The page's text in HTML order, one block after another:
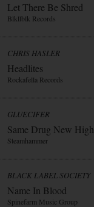
Let There Be Shred
Blkllblk Records
CHRIS HASLER
Headlites
Rockafella Records
GLUECIFER
Same Drug New High
Steamhammer
BLACK LABEL SOCIETY
Name In Blood
Spinefarm Music Group